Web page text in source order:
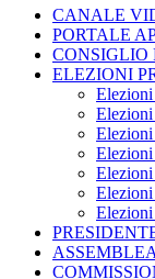
CANALE
PORTALE
CONSIGLIO
ELEZIONI
Elezioni